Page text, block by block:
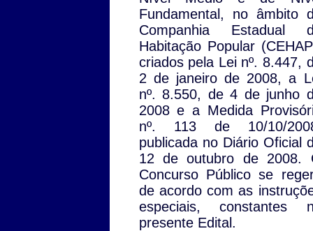
Fundamental, no âmbito
Companhia Estadual
Habitação Popular
criados pela Lei nº. 8.447,
2 de janeiro de 2008, a
nº. 8.550, de 4 de junho
2008 e a Medida
nº. 113 de 10/10/
publicada no Diário Oficial
12 de outubro de 2008.
Concurso Público se
de acordo com as
especiais, constantes
presente Edital.